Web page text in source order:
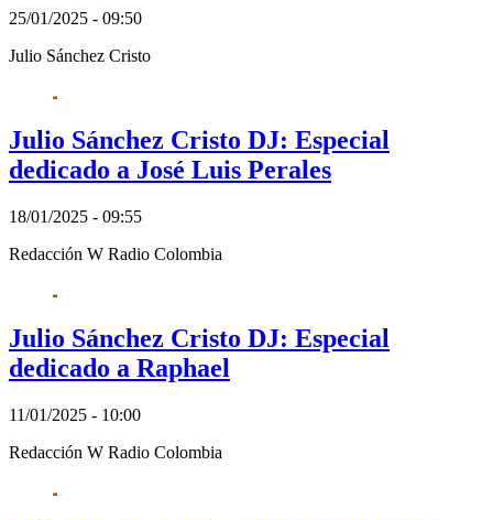
25/01/2025 - 09:50
Julio Sánchez Cristo
Julio Sánchez Cristo DJ: Especial
dedicado a José Luis Perales
18/01/2025 - 09:55
Redacción W Radio Colombia
Julio Sánchez Cristo DJ: Especial
dedicado a Raphael
11/01/2025 - 10:00
Redacción W Radio Colombia